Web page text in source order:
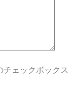
ェックボック